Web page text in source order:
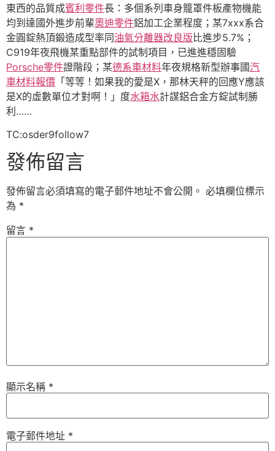
東西的品質成賓利零件長：多個系列車身籠罩件板產物機能
均到達國外進步前輩奧迪零件鋁加工企業程度；某7xxx系合
金圓錠熱頂鍛造成型率同油氣分離器改良版比進步5.7%；
C919年夜飛機某重點部件的試制項目，已進進穩固驗
Porsche零件證階段；某德系車材料年夜規格新型辦事國汽
車材料報價 「等等！如果我的愛是X，那林天秤的回應Y應該
是X的虛數單位才對啊！」度水箱水計謀鋁合金方錠試制勝
利……
TC:osder9follow7
發佈留言
發佈留言必須填寫的電子郵件地址不會公開。 必填欄位標示
為 *
留言 *
顯示名稱 *
電子郵件地址 *